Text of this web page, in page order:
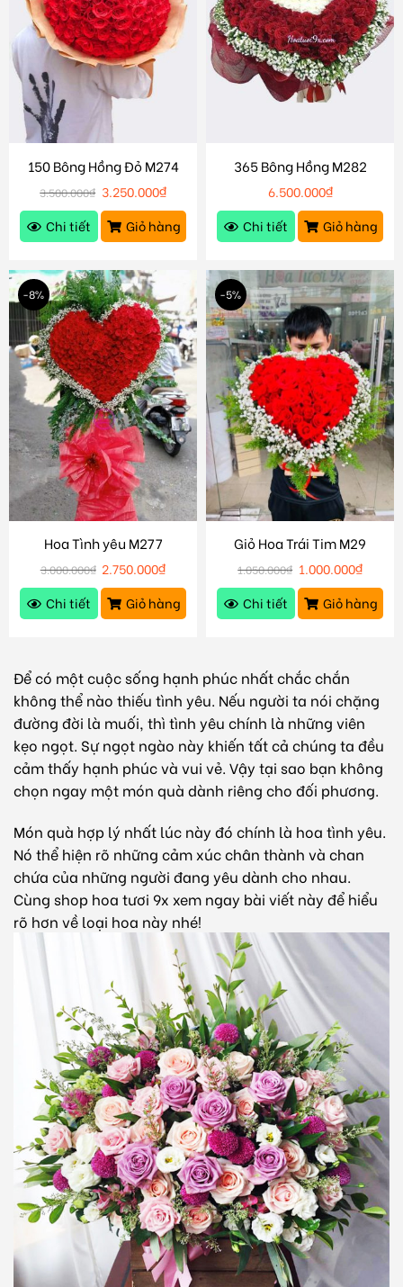
150 Bông Hồng Đỏ M274
3.500.000₫ 3.250.000₫
Chi tiết
Giỏ hàng
365 Bông Hồng M282
6.500.000₫
Chi tiết
Giỏ hàng
-8%
Hoa Tình yêu M277
3.000.000₫ 2.750.000₫
Chi tiết
Giỏ hàng
-5%
Giỏ Hoa Trái Tim M29
1.050.000₫ 1.000.000₫
Chi tiết
Giỏ hàng
Để có một cuộc sống hạnh phúc nhất chắc chắn
không thể nào thiếu tình yêu. Nếu người ta nói chặng
đường đời là muối, thì tình yêu chính là những viên
kẹo ngọt. Sự ngọt ngào này khiến tất cả chúng ta đều
cảm thấy hạnh phúc và vui vẻ. Vậy tại sao bạn không
chọn ngay một món quà dành riêng cho đối phương.
Món quà hợp lý nhất lúc này đó chính là hoa tình yêu.
Nó thể hiện rõ những cảm xúc chân thành và chan
chứa của những người đang yêu dành cho nhau.
Cùng shop hoa tươi 9x xem ngay bài viết này để hiểu
rõ hơn về loại hoa này nhé!